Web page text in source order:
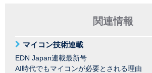
関連情報
マイコン技術連載
EDN Japan連載最新号
AI時代でもマイコンが必要とされる理由